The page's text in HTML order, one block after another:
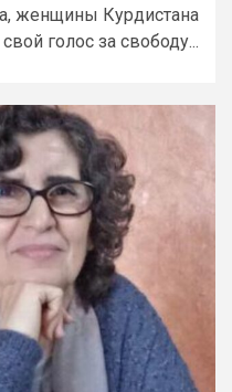
женщины Курдистана
голос за свободу...